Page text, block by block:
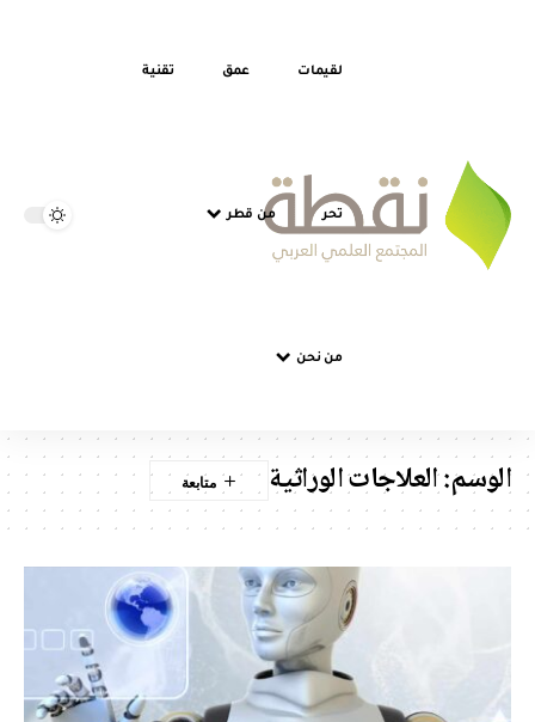
لقيمات عمق تقنية
تحر من قطر
من نحن
الوسم:العلاجات الوراثية